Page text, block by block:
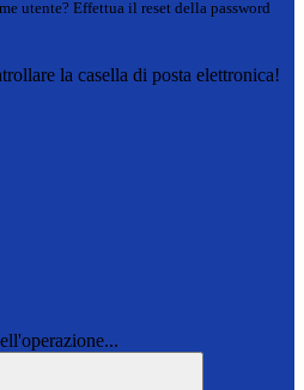
utente? Effettua il reset della password
la casella di posta elettronica!